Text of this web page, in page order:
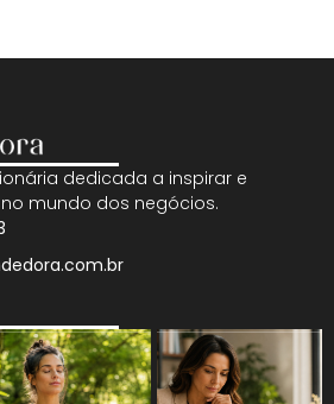
dedicada a inspirar e
mundo dos negócios.